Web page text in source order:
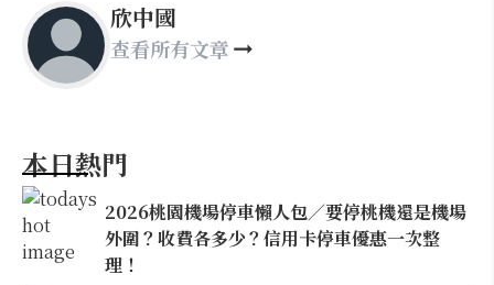
欣中國
查看所有文章
本日熱門
2026桃園機場停車懶人包／要停桃機還是機場
外圍？收費各多少？信用卡停車優惠一次整
理！